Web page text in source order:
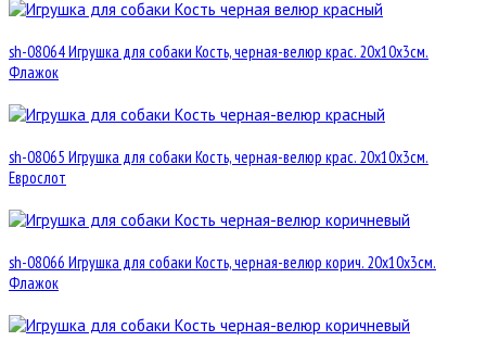
sh-08064 Игрушка для собаки Кость, черная-велюр крас. 20х10х3см.
Флажок
sh-08065 Игрушка для собаки Кость, черная-велюр крас. 20х10х3см.
Еврослот
sh-08066 Игрушка для собаки Кость, черная-велюр корич. 20х10х3см.
Флажок